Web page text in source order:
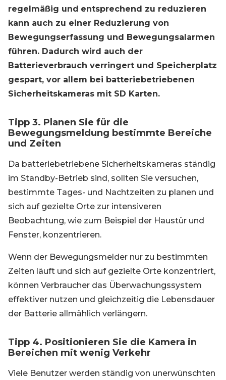
regelmäßig und entsprechend zu reduzieren
kann auch zu einer Reduzierung von
Bewegungserfassung und Bewegungsalarmen
führen. Dadurch wird auch der
Batterieverbrauch verringert und Speicherplatz
gespart, vor allem bei batteriebetriebenen
Sicherheitskameras mit SD Karten.
Tipp 3. Planen Sie für die
Bewegungsmeldung bestimmte Bereiche
und Zeiten
Da batteriebetriebene Sicherheitskameras ständig
im Standby-Betrieb sind, sollten Sie versuchen,
bestimmte Tages- und Nachtzeiten zu planen und
sich auf gezielte Orte zur intensiveren
Beobachtung, wie zum Beispiel der Haustür und
Fenster, konzentrieren.
Wenn der Bewegungsmelder nur zu bestimmten
Zeiten läuft und sich auf gezielte Orte konzentriert,
können Verbraucher das Überwachungssystem
effektiver nutzen und gleichzeitig die Lebensdauer
der Batterie allmählich verlängern.
Tipp 4. Positionieren Sie die Kamera in
Bereichen mit wenig Verkehr
Viele Benutzer werden ständig von unerwünschten